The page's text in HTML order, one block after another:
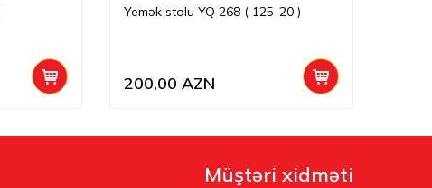
Yemək stolu YQ 268 ( 125-20 )
200,00 AZN
Müştəri xidməti